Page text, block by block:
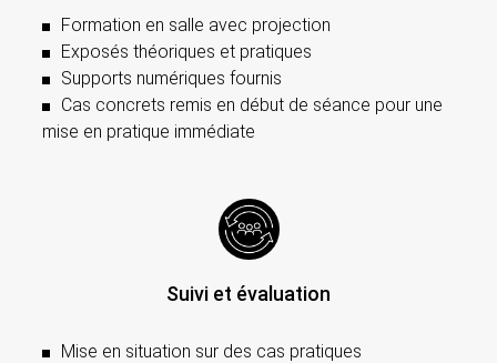
Formation en salle avec projection
Exposés théoriques et pratiques
Supports numériques fournis
Cas concrets remis en début de séance pour une
mise en pratique immédiate
Suivi et évaluation
Mise en situation sur des cas pratiques